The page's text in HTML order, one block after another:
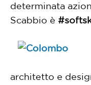
determinata
Scabbio è
architetto e